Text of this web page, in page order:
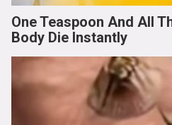
One Teaspoon And All
Body Die Instantly